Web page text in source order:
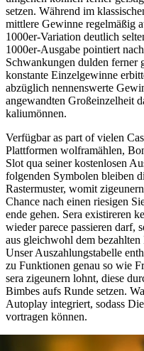
setzen. Während im
mittlere Gewinne regelmäßig
1000er-Variation deutlich
1000er-Ausgabe pointiert
Schwankungen dulden ferner
konstante Einzelgewinne
abzüglich nennenswerte
angewandten Großeinzelheit
kaliumönnen.
Verfügbar as part of vielen
Plattformen wolframählen,
Slot qua seiner kostenlosen
folgenden Symbolen bleiben
Rastermuster, womit
Chance nach einen riesigen
ende gehen. Sera existireren
wieder parece passieren darf,
aus gleichwohl dem
Unser Auszahlungstabelle
zu Funktionen genau so wie
sera zigeunern lohnt, diese
Bimbes aufs Runde setzen.
Autoplay integriert, sodass
vortragen können.